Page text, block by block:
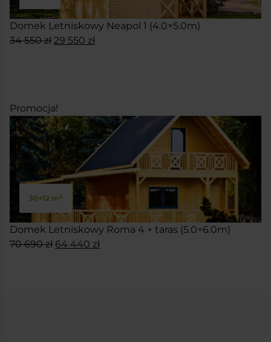
Domek Letniskowy Neapol 1 (4.0×5.0m)
34 550zł Pierwotna
29 550 złAktualna
Promocja!
30+12 m2
Domek Letniskowy Roma 4 + taras (5.0×6.0m)
70 690zł Pierwotna
64 440 złAktualna